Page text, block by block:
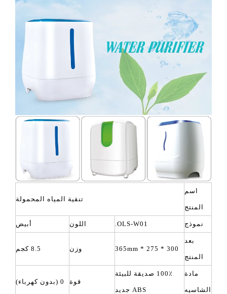
اسم
المنتج
تنقية المياه المحمولة
نموذج OLS-W01. اللون أبيض
بعد
المنتج
300 * 275 * 365mm وزن 8.5 كجم
مادة
الشاسيه
100٪ صديقة للبيئة
ABS جديد
قوة 0 (بدون كهرباء)